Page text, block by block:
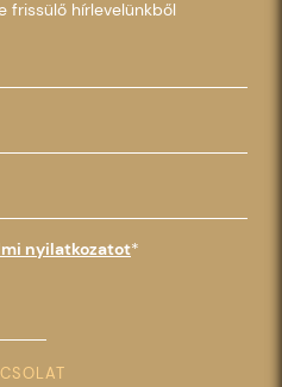
frissülő hírlevelünkből
nyilatkozatot*